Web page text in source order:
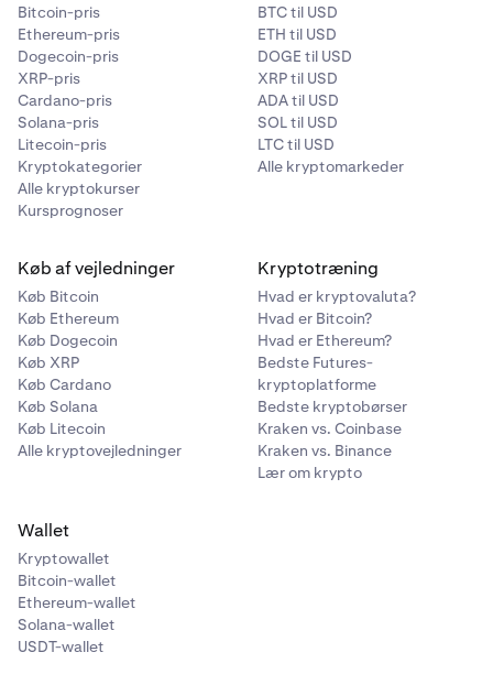
Bitcoin-pris
Ethereum-pris
Dogecoin-pris
XRP-pris
Cardano-pris
Solana-pris
Litecoin-pris
Kryptokategorier
Alle kryptokurser
Kursprognoser
BTC til USD
ETH til USD
DOGE til USD
XRP til USD
ADA til USD
SOL til USD
LTC til USD
Alle kryptomarkeder
Køb af vejledninger
Køb Bitcoin
Køb Ethereum
Køb Dogecoin
Køb XRP
Køb Cardano
Køb Solana
Køb Litecoin
Alle kryptovejledninger
Kryptotræning
Hvad er kryptovaluta?
Hvad er Bitcoin?
Hvad er Ethereum?
Bedste Futures-
kryptoplatforme
Bedste kryptobørser
Kraken vs. Coinbase
Kraken vs. Binance
Lær om krypto
Wallet
Kryptowallet
Bitcoin-wallet
Ethereum-wallet
Solana-wallet
USDT-wallet